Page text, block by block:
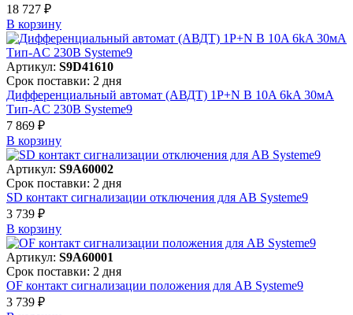
18 727 ₽
В корзинy
Артикул: S9D41610
Срок поставки: 2 дня
Дифференциальный автомат (АВДТ) 1P+N B 10A 6kA 30мА
Тип-AC 230В Systeme9
7 869 ₽
В корзинy
Артикул: S9A60002
Срок поставки: 2 дня
SD контакт сигнализации отключения для АВ Systeme9
3 739 ₽
В корзинy
Артикул: S9A60001
Срок поставки: 2 дня
OF контакт сигнализации положения для АВ Systeme9
3 739 ₽